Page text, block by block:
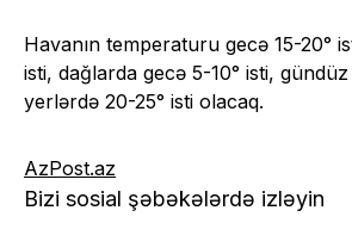
Havanın temperaturu gecə 15-20°
isti, dağlarda gecə 5-10° isti, gündüz
yerlərdə 20-25° isti olacaq.
AzPost.az
Bizi sosial şəbəkələrdə izləyin